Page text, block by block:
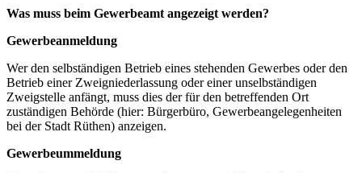
Was muss beim Gewerbeamt angezeigt werden?
Gewerbeanmeldung
Wer den selbständigen Betrieb eines stehenden Gewerbes oder den
Betrieb einer Zweigniederlassung oder einer unselbständigen
Zweigstelle anfängt, muss dies der für den betreffenden Ort
zuständigen Behörde (hier: Bürgerbüro, Gewerbeangelegenheiten
bei der Stadt Rüthen) anzeigen.
Gewerbeummeldung